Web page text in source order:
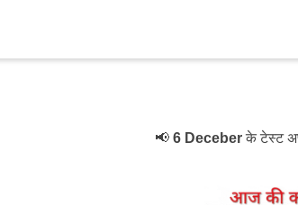
6 Deceberके टेस्ट अप्डेट्स